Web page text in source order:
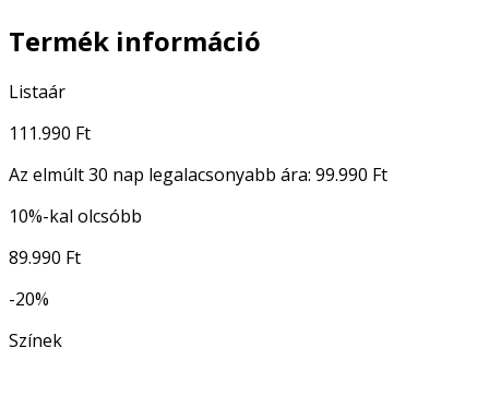
Termék információ
Listaár
111.990 Ft
Az elmúlt 30 nap legalacsonyabb ára: 99.990 Ft
10%-kal olcsóbb
89.990 Ft
-20%
Színek